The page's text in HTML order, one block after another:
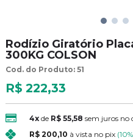
Rodízio Giratório
300KG COLSON
Cod. do Produto: 51
R$ 222,33
4xde R$ 55,58 sem juros no
R$ 200,10 à vista no pix